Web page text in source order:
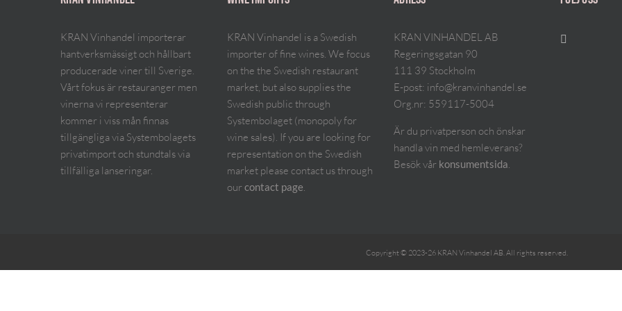
KRAN Vinhandel importerar
hantverksmässigt och hållbart
producerade viner till Sverige.
Vårt fokus är restauranger men
vinerna vi representerar
kommer i viss mån finnas
tillgängliga via Systembolagets
privatimport och stundtals via
tillfälliga lanseringar.
KRAN Vinhandel is a Swedish
importer of fine wines. We focus
on the the Swedish restaurant
market, but also supplies the
Swedish public through
Systembolaget (monopoly for
wine sales). If you are looking for
representation on the Swedish
market please contact us through
ourcontact page.
KRAN VINHANDEL AB
Regeringsgatan 90
111 39 Stockholm
E-post: info@kranvinhandel.se
Org.nr: 559117-5004
Är du privatperson och önskar
handla vin med hemleverans?
Besök vår konsumentsida
Copyright © 2023-26 KRAN Vinhandel AB. All rights reserved.